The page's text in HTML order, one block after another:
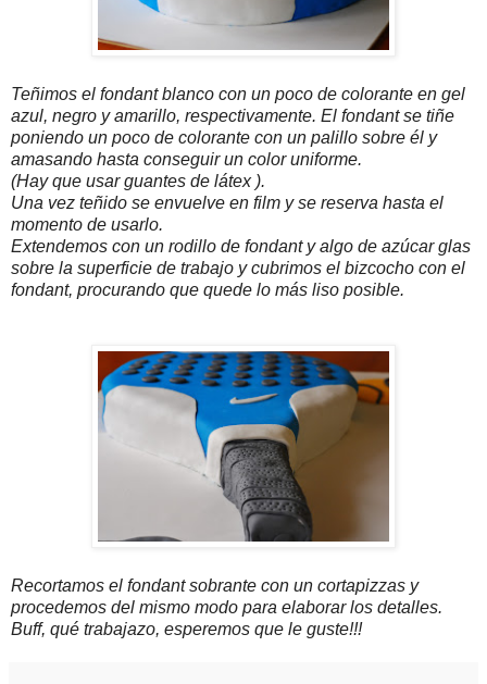
Teñimos el fondant blanco con un poco de colorante en gel
azul, negro y amarillo, respectivamente. El fondant se tiñe
poniendo un poco de colorante con un palillo sobre él y
amasando hasta conseguir un color uniforme.
(Hay que usar guantes de látex ).
Una vez teñido se envuelve en film y se reserva hasta el
momento de usarlo.
Extendemos con un rodillo de fondant y algo de azúcar glas
sobre la superficie de trabajo y cubrimos el bizcocho con el
fondant, procurando que quede lo más liso posible.
Recortamos el fondant sobrante con un cortapizzas y
procedemos del mismo modo para elaborar los detalles.
Buff, qué trabajazo, esperemos que le guste!!!